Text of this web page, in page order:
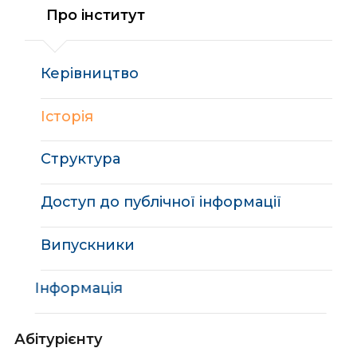
Про інститут
Керівництво
Історія
Структура
Доступ до публічної інформації
Випускники
Інформація
Абітурієнту